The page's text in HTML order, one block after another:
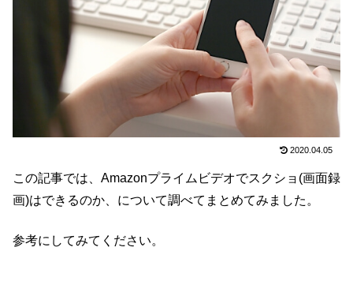
2020.04.05
この記事では、Amazonプライムビデオでスクショ(画面録
画)はできるのか、について調べてまとめてみました。
参考にしてみてください。